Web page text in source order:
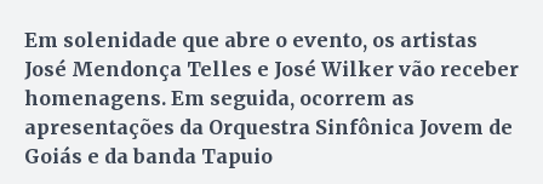
Em solenidade que abre o evento, os artistas
José Mendonça Telles e José Wilker vão receber
homenagens. Em seguida, ocorrem as
apresentações da Orquestra Sinfônica Jovem de
Goiás e da banda Tapuio